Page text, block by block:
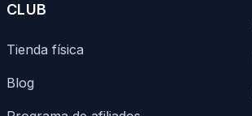
CLUB
Tienda física
Blog